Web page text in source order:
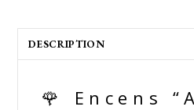
DESCRIPTION
🌹 Encens